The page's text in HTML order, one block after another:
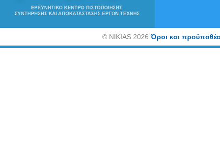
©NIKIAS 2026Όροι και